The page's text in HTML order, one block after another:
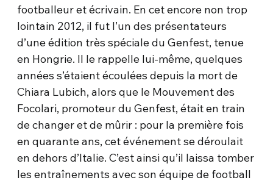
footballeur et écrivain. En cet encore non trop
lointain 2012, il fut l’un des présentateurs
d’une édition très spéciale du Genfest, tenue
en Hongrie. Il le rappelle lui-même, quelques
années s’étaient écoulées depuis la mort de
Chiara Lubich, alors que le Mouvement des
Focolari, promoteur du Genfest, était en train
de changer et de mûrir : pour la première fois
en quarante ans, cet événement se déroulait
en dehors d’Italie. C’est ainsi qu’il laissa tomber
les entraînements avec son équipe de football